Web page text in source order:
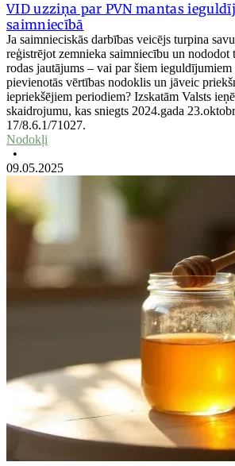
VID uzziņa par PVN mantas
saimniecībā
Ja saimnieciskās darbības veicējs turpina
reģistrējot zemnieka saimniecību un nododot
rodas jautājums – vai par šiem
pievienotās vērtības nodoklis un jāveic
iepriekšējiem periodiem? Izskatām Valsts
skaidrojumu, kas sniegts 2024.gada
17/8.6.1/71027.
Nodokļi
•
09.05.2025